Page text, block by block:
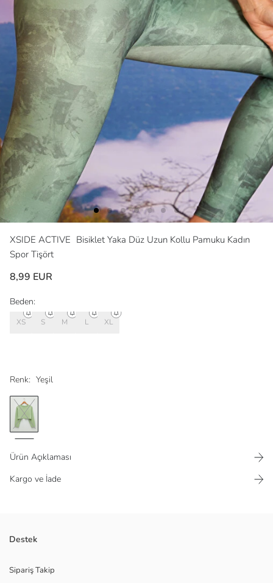
XSIDE ACTIVE Bisiklet Yaka Düz Uzun Kollu Pamuku Kadın
Spor Tişört
8,99 EUR
Renk: Yeşil
Beden:
XS S M L XL
Ürün Açıklaması
Kargo ve İade
Pamuklu sweatshirt kumaşından
Destek
Sipariş Takip